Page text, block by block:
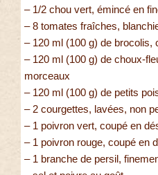
– 1/2 chou vert, émincé en
– 8 tomates fraîches,
– 120 ml (100 g) de brocolis,
– 120 ml (100 g) de choux-
morceaux
– 120 ml (100 g) de petits
– 2 courgettes, lavées, non
– 1 poivron vert, coupé en
– 1 poivron rouge, coupé en
– 1 branche de persil,